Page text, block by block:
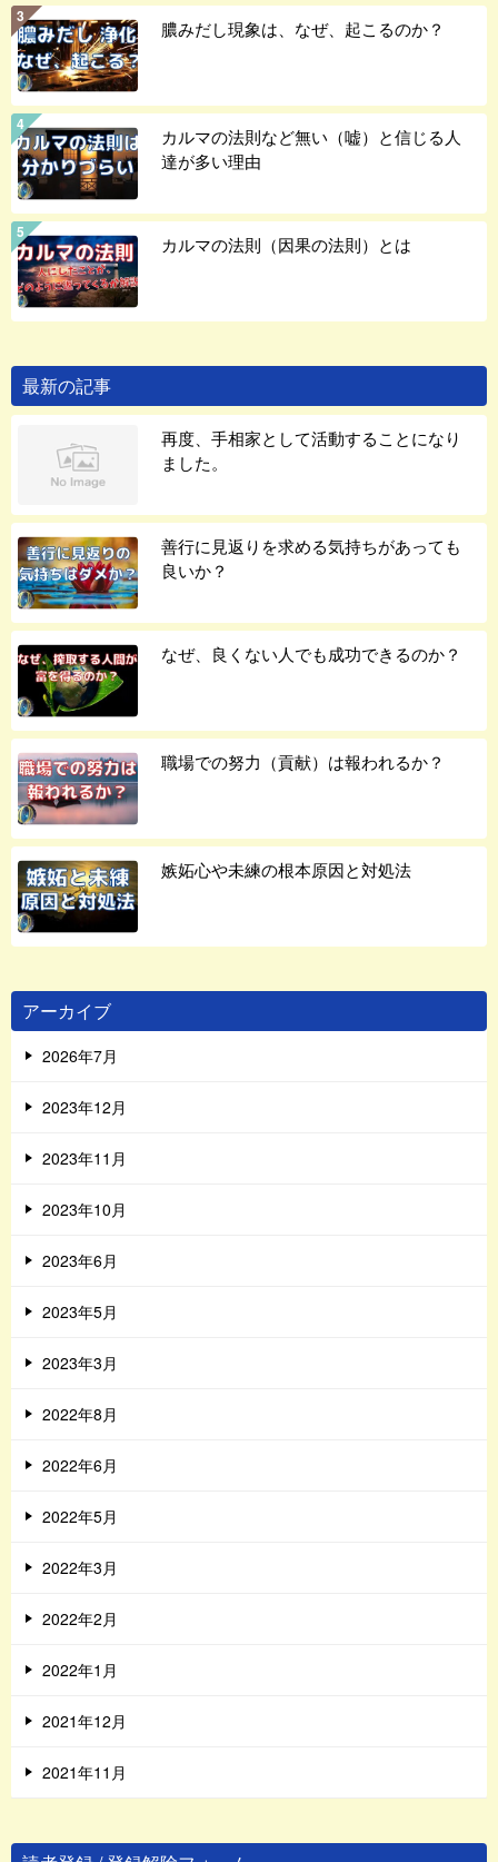
膿みだし現象は、なぜ、起こるのか？
カルマの法則など無い（嘘）と信じる人
達が多い理由
カルマの法則（因果の法則）とは
最新の記事
再度、手相家として活動することになり
ました。
善行に見返りを求める気持ちがあっても
良いか？
なぜ、良くない人でも成功できるのか？
職場での努力（貢献）は報われるか？
嫉妬心や未練の根本原因と対処法
アーカイブ
2026年7月
2023年12月
2023年11月
2023年10月
2023年6月
2023年5月
2023年3月
2022年8月
2022年6月
2022年5月
2022年3月
2022年2月
2022年1月
2021年12月
2021年11月